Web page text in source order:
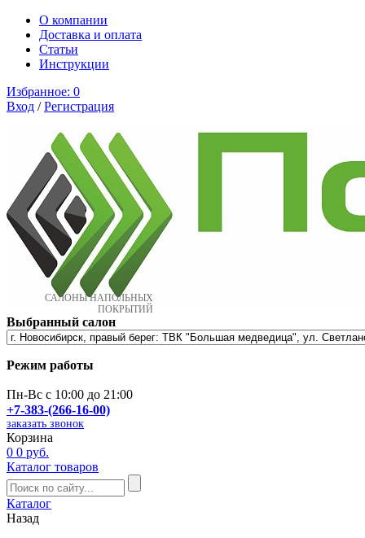
О компании
Доставка и оплата
Cтатьи
Инструкции
Избранное: 0
Вход /Регистрация
САЛОНЫ НАПОЛЬНЫХ
ПОКРЫТИЙ
Выбранный салон
Режим работы
Пн-Вс с 10:00 до 21:00
+7-383-(266-16-00)
заказать звонок
Корзина
0 0 руб.
Каталог товаров
Каталог
Назад